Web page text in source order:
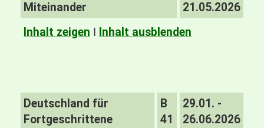
Miteinander
21.05.2026
Inhalt zeigen I Inhalt ausblenden
Deutschland für
Fortgeschrittene
B
41
29.01. -
26.06.2026